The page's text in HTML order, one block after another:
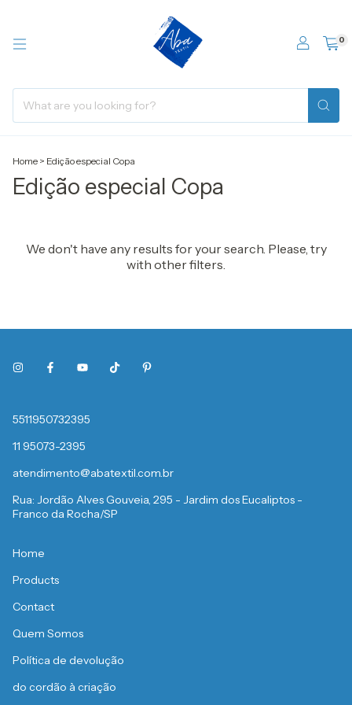
0
Home > Edição especial Copa
Edição especial Copa
We don't have any results for your search. Please, try
with other filters.
5511950732395
11 95073-2395
atendimento@abatextil.com.br
Rua: Jordão Alves Gouveia, 295 - Jardim dos Eucaliptos -
Franco da Rocha/SP
Home
Products
Contact
Quem Somos
Política de devolução
do cordão à criação